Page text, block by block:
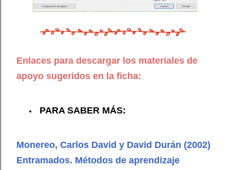
Enlaces para descargar los materiales de
apoyo sugeridos en la ficha:
PARA SABER MÁS:
Monereo, Carlos David y David Durán (2002)
Entramados. Métodos de aprendizaje